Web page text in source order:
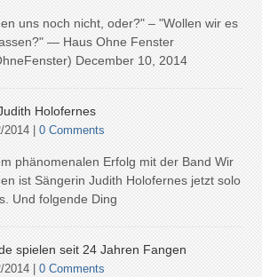
uns noch nicht, oder?" – "Wollen wir es
— Haus Ohne Fenster
December 10, 2014
Holofernes
2014 |0 Comments
phänomenalen Erfolg mit der Band Wir
ist Sängerin Judith Holofernes jetzt solo
Und folgende Ding
spielen seit 24 Jahren Fangen
2014 |0 Comments